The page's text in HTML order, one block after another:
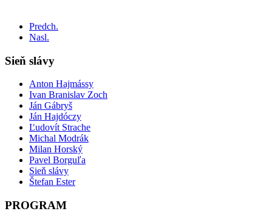
Predch.
Nasl.
Sieň slávy
Anton Hajmássy
Ivan Branislav Zoch
Ján Gábryš
Ján Hajdóczy
Ľudovít Strache
Michal Modrák
Milan Horský
Pavel Borguľa
Sieň slávy
Štefan Ester
PROGRAM